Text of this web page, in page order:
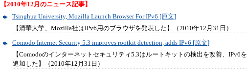
【2010年12月のニュース記事】
Tsinghua University, Mozilla Launch Browser For IPv6 [原文]
【清華大学、Mozilla社はIPv6用のブラウザを発表した】（2010年12月31日）
Comodo Internet Security 5.3 improves rootkit detection, adds IPv6 [原文]
【Comodoのインターネットセキュリティ5.3はルートキットの検出を改善、IPv6を
追加した】（2010年12月31日）